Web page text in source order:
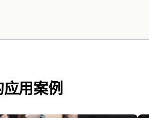
用案例